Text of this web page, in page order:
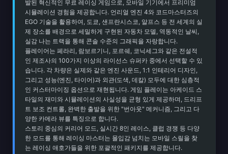
발된 혁신적인 무료 레이싱 게임으로, 모바일 기기에서 프리미엄
시뮬레이션 경험을 제공합니다. 언리얼 엔진 4와 코드마스터즈의
EGO 기술을 활용하여, 도쿄, 샌프란시스코, 알프스 등 전 세계의 실
제 장소를 배경으로 세밀하게 구현된 자동차 모델, 역동적인 날씨,
실감 나는 트랙을 통해 콘솔 수준의 그래픽을 자랑합니다.
플레이어는 페라리, 람보르기니, 포르쉐, 코닉세그와 같은 전설적
인 제조사의 100가지 이상의 라이선스 슈퍼카 중에서 선택할 수 있
습니다. 각 차량은 실제와 같은 엔진 사운드, 1:1 인테리어 디자인,
그리고 성능(엔진, 타이어)과 외관(도색, 데칼) 모두에 대한 심층적
인 커스터마이징 옵션으로 재현됩니다. 게임 플레이는 아케이드 스
타일의 재미와 시뮬레이션의 사실성을 균형 있게 제공하며, 드리프
트 보조 컨트롤, 완벽한 출발을 위한 "번아웃" 메커니즘, 그리고 다
양한 카메라 뷰를 특징으로 합니다.
스토리 중심의 커리어 모드, 실시간 8인 레이스, 클럽 경쟁 등 다양
한 모드를 통해 레이싱 마스터는 몰입감 넘치는 모바일 스릴을 찾
는 레이싱 애호가들을 위한 포괄적인 패키지를 제공합니다.